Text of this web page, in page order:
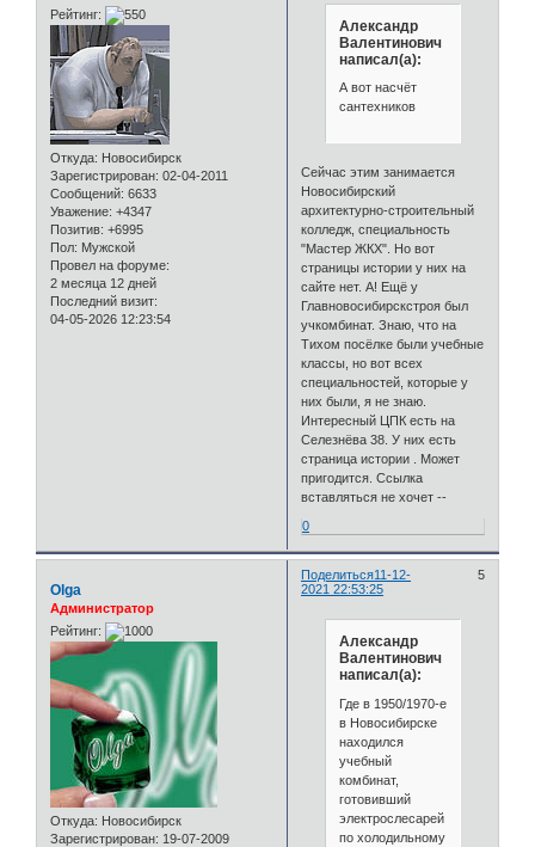
Рейтинг:
Откуда: Новосибирск
Зарегистрирован: 02-04-2011
Сообщений: 6633
Уважение: +4347
Позитив: +6995
Пол: Мужской
Провел на форуме:
2 месяца 12 дней
Последний визит:
04-05-2026 12:23:54
Александр
Валентинович
написал(а):
А вот насчёт
сантехников
Сейчас этим занимается
Новосибирский
архитектурно-строительный
колледж, специальность
"Мастер ЖКХ". Но вот
страницы истории у них на
сайте нет. А! Ещё у
Главновосибирскстроя был
учкомбинат. Знаю, что на
Тихом посёлке были учебные
классы, но вот всех
специальностей, которые у
них были, я не знаю.
Интересный ЦПК есть на
Селезнёва 38. У них есть
страница истории . Может
пригодится. Ссылка
вставляться не хочет --
0
Поделиться 5
11-12-
2021 22:53:25
Olga
Администратор
Рейтинг:
Откуда: Новосибирск
Зарегистрирован: 19-07-2009
Александр
Валентинович
написал(а):
Где в 1950/1970-е
в Новосибирске
находился
учебный
комбинат,
готовивший
электрослесарей
по холодильному